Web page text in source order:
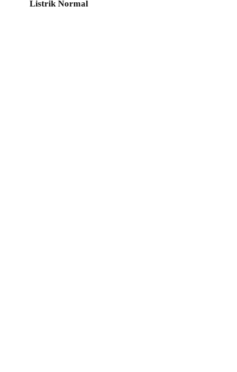
Listrik Normal